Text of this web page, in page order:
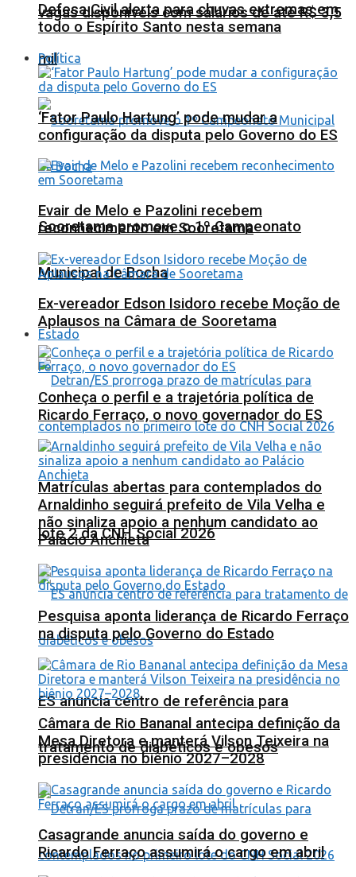
vagas disponíveis com salários de até R$ 3,5
mil
Sooretama promove o 1º Campeonato
Municipal de Bocha
Estado
Matrículas abertas para contemplados do
lote 2 da CNH Social 2026
ES anuncia centro de referência para
tratamento de diabéticos e obesos
Defesa Civil alerta para chuvas extremas em
todo o Espírito Santo nesta semana
Política
‘Fator Paulo Hartung’ pode mudar a
configuração da disputa pelo Governo do ES
Evair de Melo e Pazolini recebem
reconhecimento em Sooretama
Ex-vereador Edson Isidoro recebe Moção de
Aplausos na Câmara de Sooretama
Conheça o perfil e a trajetória política de
Ricardo Ferraço, o novo governador do ES
Arnaldinho seguirá prefeito de Vila Velha e
não sinaliza apoio a nenhum candidato ao
Palácio Anchieta
Pesquisa aponta liderança de Ricardo Ferraço
na disputa pelo Governo do Estado
Câmara de Rio Bananal antecipa definição da
Mesa Diretora e manterá Vilson Teixeira na
presidência no biênio 2027–2028
Casagrande anuncia saída do governo e
Ricardo Ferraço assumirá o cargo em abril